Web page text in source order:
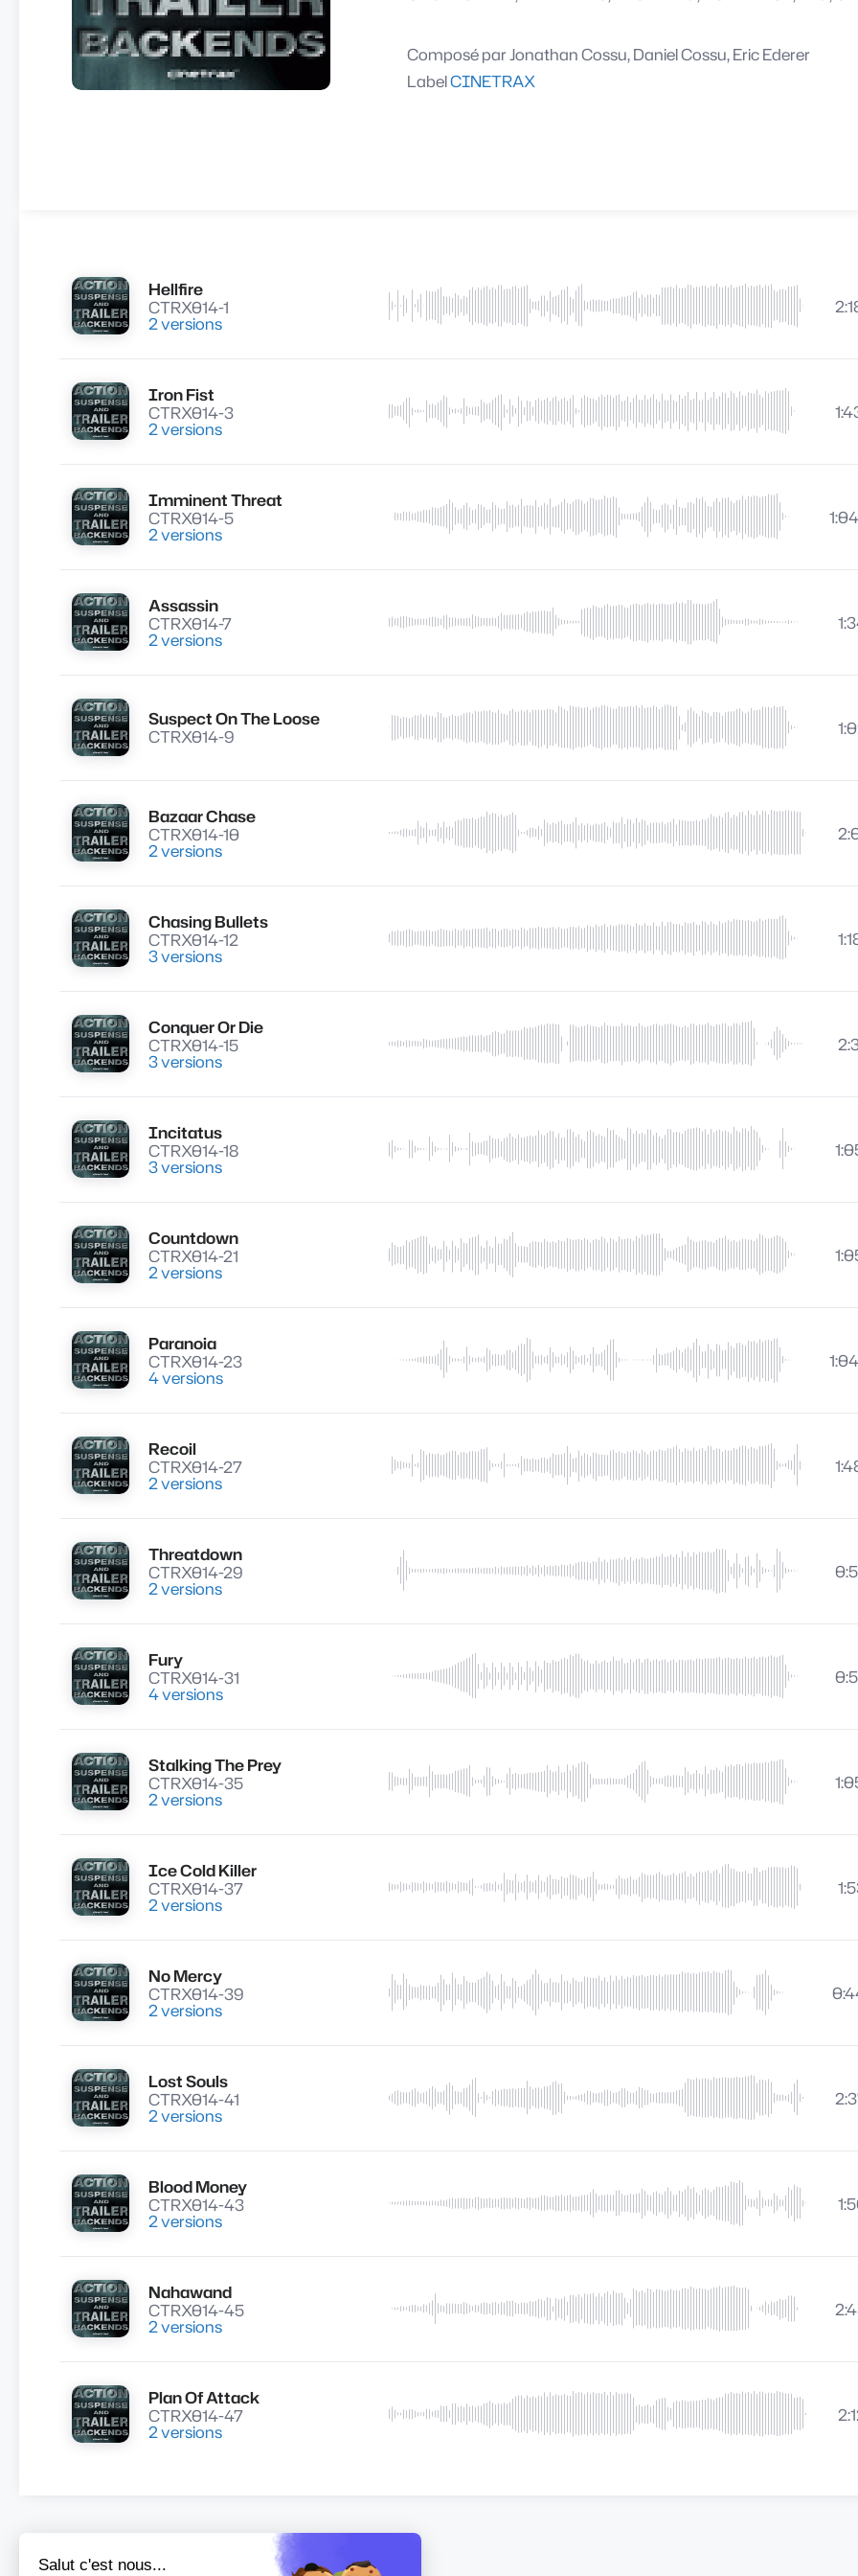
Composé parJonathan Cossu, Daniel Cossu, Eric Ederer
LabelCINETRAX
Lire
Hellfire
CTRX014-1
2 versions
Lire
Iron Fist
CTRX014-3
2 versions
Lire
Imminent Threat
CTRX014-5
2 versions
1:04
Lire
Assassin
CTRX014-7
2 versions
Lire
Suspect On The Loose
CTRX014-9
Lire
Bazaar Chase
CTRX014-10
2 versions
Lire
Chasing Bullets
CTRX014-12
3 versions
Lire
Conquer Or Die
CTRX014-15
3 versions
Lire
Incitatus
CTRX014-18
3 versions
Lire
Countdown
CTRX014-21
2 versions
Lire
Paranoia
CTRX014-23
4 versions
1:04
Lire
Recoil
CTRX014-27
2 versions
Lire
Threatdown
CTRX014-29
2 versions
Lire
Fury
CTRX014-31
4 versions
Lire
Stalking The Prey
CTRX014-35
2 versions
Lire
Ice Cold Killer
CTRX014-37
2 versions
Lire
No Mercy
CTRX014-39
2 versions
Lire
Lost Souls
CTRX014-41
2 versions
Lire
Blood Money
CTRX014-43
2 versions
Lire
Nahawand
CTRX014-45
2 versions
Lire
Plan Of Attack
CTRX014-47
2 versions